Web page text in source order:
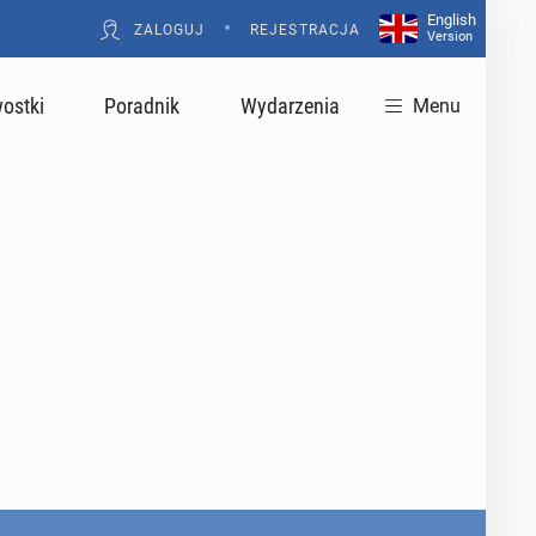
ZALOGUJ • REJESTRACJA
English
Version
Poradnik Wydarzenia Menu